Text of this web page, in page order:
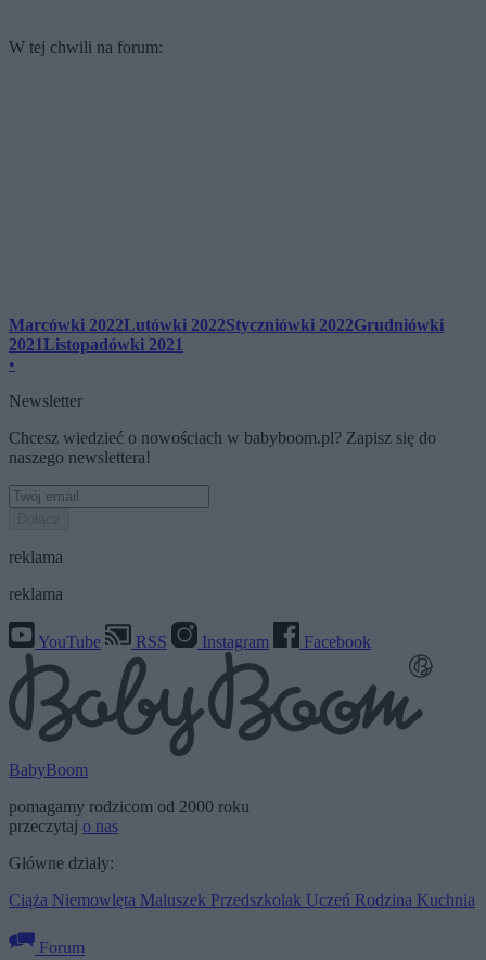
W tej chwili na forum:
Marcówki 2022Lutówki 2022Styczniówki 2022Grudniówki
2021Listopadówki 2021
•
Newsletter
Chcesz wiedzieć o nowościach w babyboom.pl? Zapisz się do
naszego newslettera!
reklama
reklama
YouTube RSS Instagram Facebook
BabyBoom
pomagamy rodzicom od 2000 roku
przeczytaj o nas
Główne działy:
Ciąża Niemowlęta Maluszek Przedszkolak Uczeń Rodzina Kuchnia
Forum